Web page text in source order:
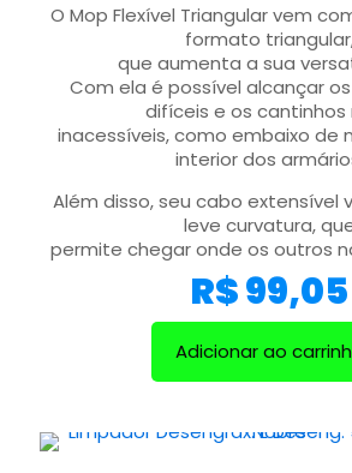
O Mop Flexível Triangular vem
formato
que aumenta a sua
Com ela é possível alcançar
difíceis e os cantinhos
inacessíveis, como embaixo de
interior dos
Além disso, seu cabo extensível
leve curvatura,
permite chegar onde os outros
R$99,05
Adicionar ao